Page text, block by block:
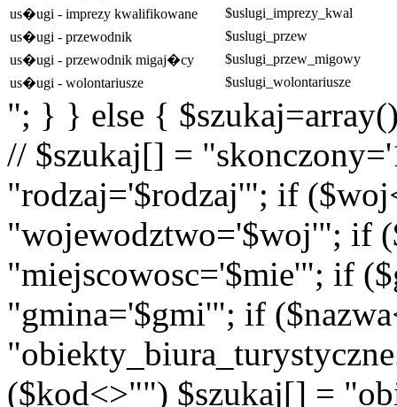
us�ugi - imprezy kwalifikowane
$uslugi_imprezy_kwal
us�ugi - przewodnik
$uslugi_przew
us�ugi - przewodnik migaj�cy
$uslugi_przew_migowy
us�ugi - wolontariusze
$uslugi_wolontariusze
"; } } else {
// $szukaj[] =
"rodzaj='$rodzaj'"; if
"wojewodztwo='$woj'"; if
"miejscowosc='$mie'"; if
"gmina='$gmi'"; if
($kod<>"") $szukaj[] =